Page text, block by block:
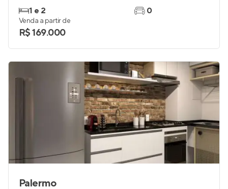
1 e 2
0
Venda a partir de
R$ 169.000
Palermo